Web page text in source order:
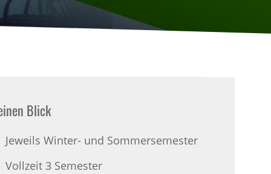
Blick
Jeweils Winter- und Sommersemester
Vollzeit 3 Semester